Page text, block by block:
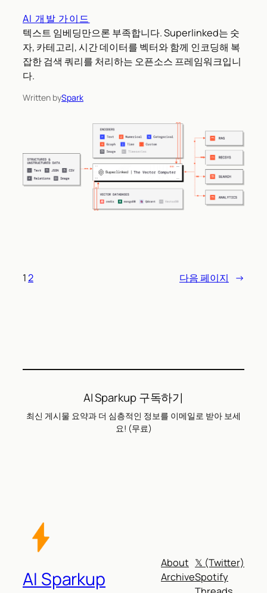
AI 개발 가이드
텍스트 임베딩만으론 부족합니다. Superlinked는 숫
자, 카테고리, 시간 데이터를 벡터와 함께 인코딩해 복
잡한 검색 쿼리를 처리하는 오픈소스 프레임워크입니
다.
Written bySpark
12 다음 페이지 →
AI Sparkup 구독하기
최신 게시물 요약과 더 심층적인 정보를 이메일로 받아 보세
요! (무료)
AI Sparkup
About
Archive
𝕏 (Twitter)
Spotify